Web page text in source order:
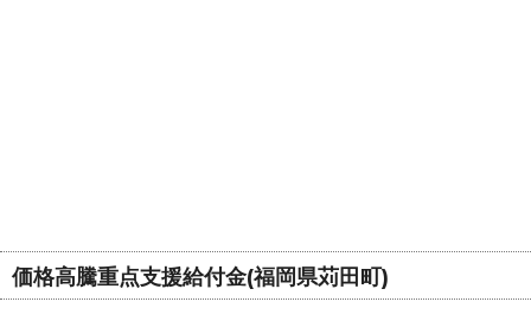
価格高騰重点支援給付金(福岡県苅田町)